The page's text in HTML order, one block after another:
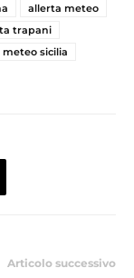
allerta meteo
trapani
meteo sicilia
Articolo successivo